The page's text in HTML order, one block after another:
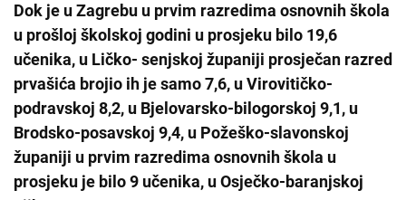
Dok je u Zagrebu u prvim razredima osnovnih škola
u prošloj školskoj godini u prosjeku bilo 19,6
učenika, u Ličko- senjskoj županiji prosječan razred
prvašića brojio ih je samo 7,6, u Virovitičko-
podravskoj 8,2, u Bjelovarsko-bilogorskoj 9,1, u
Brodsko-posavskoj 9,4, u Požeško-slavonskoj
županiji u prvim razredima osnovnih škola u
prosjeku je bilo 9 učenika, u Osječko-baranjskoj